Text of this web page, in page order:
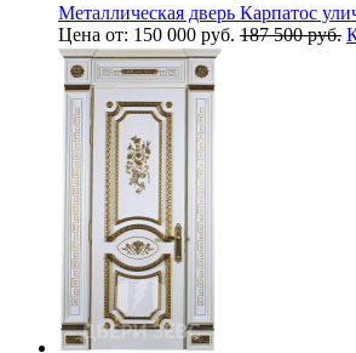
Металлическая дверь Карпатос
Цена от: 150 000 руб. 187 500 руб.